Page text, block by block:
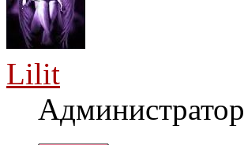
Lilit
Администратор